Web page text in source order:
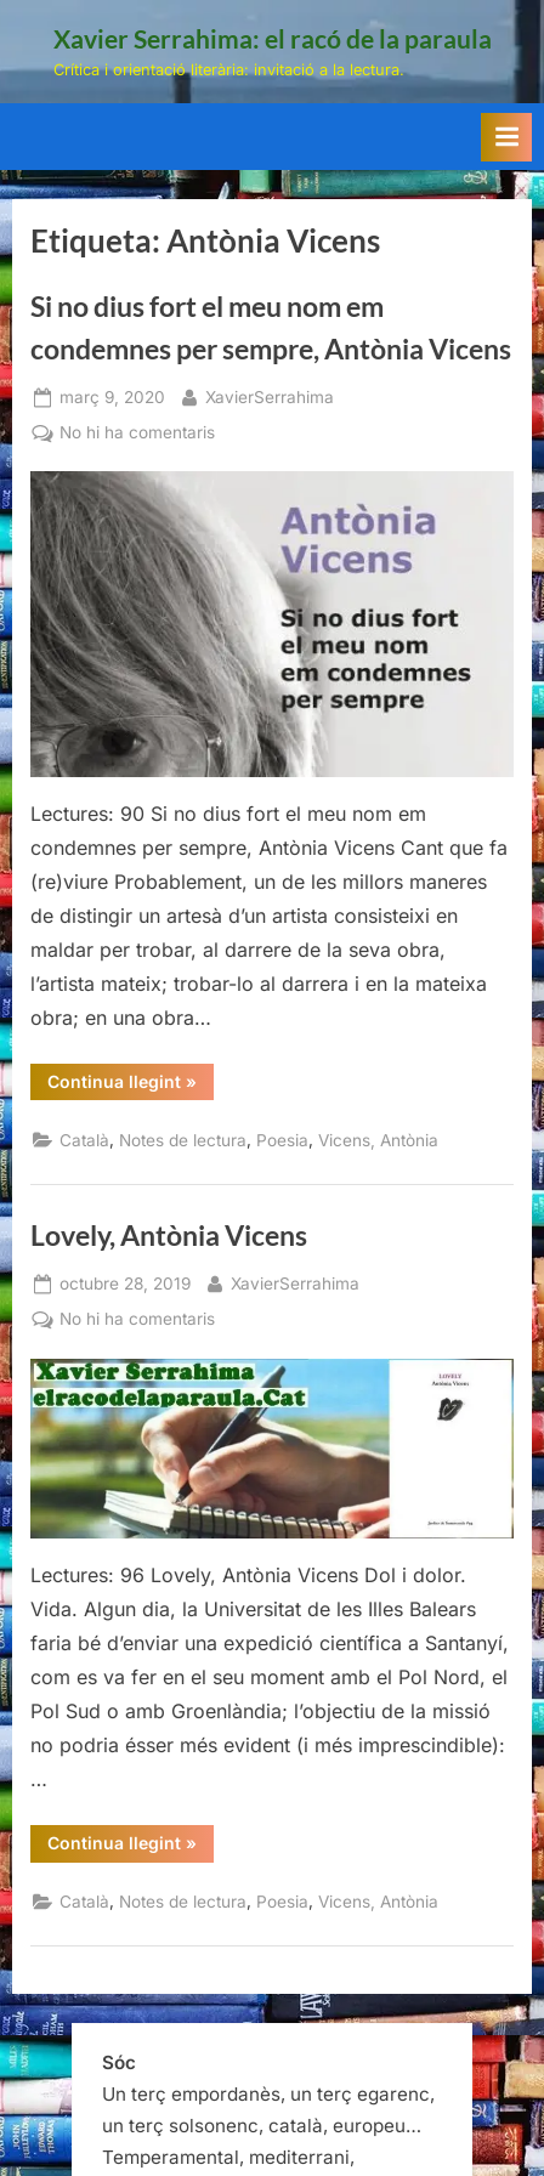
Xavier Serrahima: el racó de la paraula
Crítica i orientació literària: invitació a la lectura.
Etiqueta:Antònia Vicens
Si no dius fort el meu nom em
condemnes per sempre, Antònia Vicens
Posted
on
març 9, 2020 By
XavierSerrahima
No hi ha comentarisa
el
meu
nom
em
condemnes
per
sempre,
Antònia
Lectures: 90 Si no dius fort el meu nom em
condemnes per sempre, Antònia Vicens Cant que fa
(re)viure Probablement, un de les millors maneres
de distingir un artesà d’un artista consisteixi en
maldar per trobar, al darrere de la seva obra,
l’artista mateix; trobar-lo al darrera i en la mateixa
obra; en una obra…
Continua llegint“Si
no
fort
el
nom
per
sempre,
Vicens”
»
Català Notes de lectura Poesia ,Vicens, Antònia
Lovely, Antònia Vicens
Posted
on
octubre 28, 2019 By
XavierSerrahima
No hi ha comentarisa
Antònia
Vicens
Lectures: 96 Lovely, Antònia Vicens Dol i dolor.
Vida. Algun dia, la Universitat de les Illes Balears
faria bé d’enviar una expedició científica a Santanyí,
com es va fer en el seu moment amb el Pol Nord, el
Pol Sud o amb Groenlàndia; l’objectiu de la missió
no podria ésser més evident (i més imprescindible):
…
Continua llegint“Lovely,
Antònia
»
Català, Notes de lectura, Poesia,Vicens, Antònia
Sóc
Un terç empordanès, un terç egarenc,
un terç solsonenc, català, europeu…
Temperamental, mediterrani,